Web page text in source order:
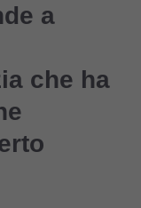
a
che ha